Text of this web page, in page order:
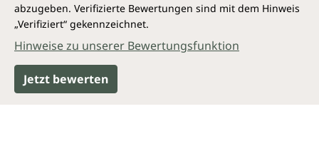
abzugeben. Verifizierte Bewertungen sind mit dem Hinweis
„Verifiziert“ gekennzeichnet.
Hinweise zu unserer Bewertungsfunktion
Jetzt bewerten